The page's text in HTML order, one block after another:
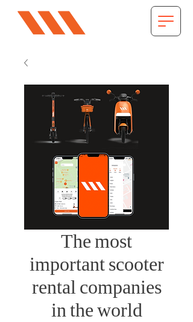
The most
important scooter
rental companies
in the world